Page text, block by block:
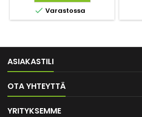
 Varastossa
ASIAKASTILI
OTA YHTEYTTÄ
YRITYKSEMME